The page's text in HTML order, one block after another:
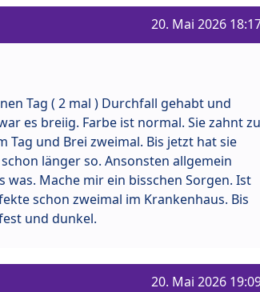
20. Mai 2026
Tag ( 2 mal ) Durchfall gehabt und
es breiig. Farbe ist normal. Sie zahnt zu
Tag und Brei zweimal. Bis jetzt hat sie
länger so. Ansonsten allgemein
Mache mir ein bisschen Sorgen. Ist
schon zweimal im Krankenhaus. Bis
und dunkel.
20. Mai 2026